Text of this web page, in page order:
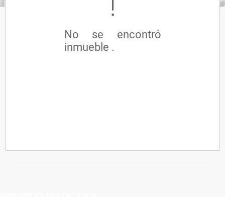
No se encontró
inmueble .